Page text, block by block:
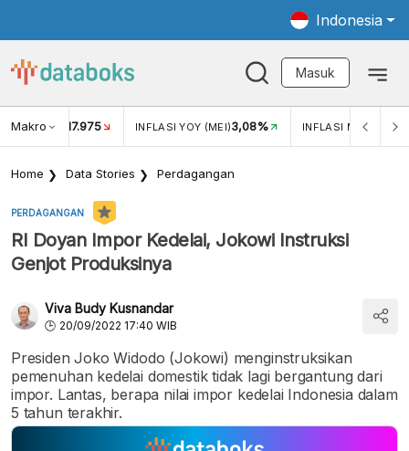
Indonesia
Masuk
Makro
USD/IDR 17.975 INFLASI YOY (MEI)3,08% INFLASI MOM (MEI)
Home Data Stories Perdagangan
PERDAGANGAN
RI Doyan Impor Kedelai, Jokowi Instruksi
Genjot Produksinya
Viva Budy Kusnandar
20/09/2022 17:40 WIB
Presiden Joko Widodo (Jokowi) menginstruksikan
pemenuhan kedelai domestik tidak lagi bergantung dari
impor. Lantas, berapa nilai impor kedelai Indonesia dalam
5 tahun terakhir.